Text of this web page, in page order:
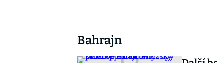
Bahrajn